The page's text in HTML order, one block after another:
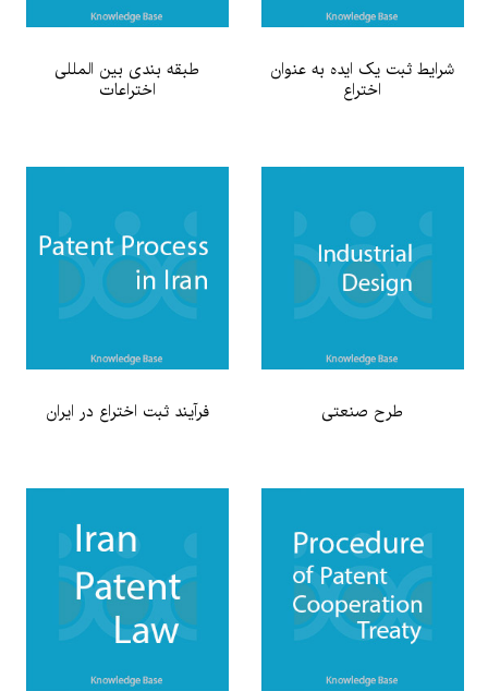
شرایط ثبت یک ایده به عنوان
اختراع
طبقه بندی بین المللی
اختراعات
طرح صنعتی فرآیند ثبت اختراع در ایران